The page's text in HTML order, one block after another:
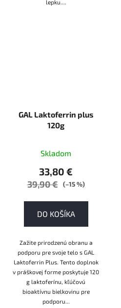
lepku....
GAL Laktoferrin plus
120g
Skladom
33,80 €
39,90 € (–15 %)
DO KOŠÍKA
Zažite prirodzenú obranu a
podporu pre svoje telo s GAL
Laktoferrin Plus. Tento doplnok
v práškovej forme poskytuje 120
g laktoferínu, kľúčovú
bioaktívnu bielkovinu pre
podporu...